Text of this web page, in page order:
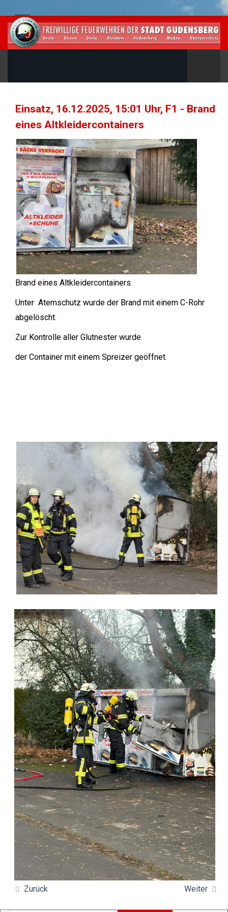
Einsatz, 16.12.2025, 15:01 Uhr, F1 - Brand
eines Altkleidercontainers
Brand eines Altkleidercontainers.
Unter Atemschutz wurde der Brand mit einem C-Rohr
abgelöscht.
Zur Kontrolle aller Glutnester wurde
der Container mit einem Spreizer geöffnet.
Zurück Weiter